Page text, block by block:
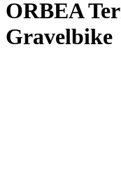
ORBEA
Gravelbike